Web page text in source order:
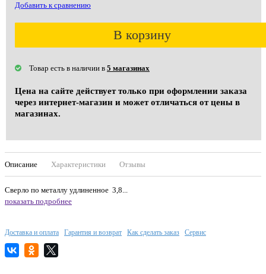
Добавить к сравнению
В корзину
Товар есть в наличии в 5 магазинах
Цена на сайте действует только при оформлении заказа
через интернет-магазин и может отличаться от цены в
магазинах.
Описание Характеристики Отзывы
Сверло по металлу удлиненное 3,8...
показать подробнее
Доставка и оплата Гарантия и возврат Как сделать заказ Сервис